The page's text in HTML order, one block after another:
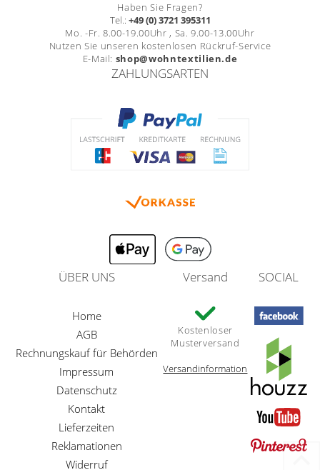
Haben Sie Fragen?
Tel.: +49 (0) 3721 395311
Mo. -Fr. 8.00-19.00Uhr , Sa. 9.00-13.00Uhr
Nutzen Sie unseren kostenlosen Rückruf-Service
E-Mail: shop@wohntextilien.de
ZAHLUNGSARTEN
ÜBER UNS
Home
AGB
Rechnungskauf für Behörden
Impressum
Datenschutz
Kontakt
Lieferzeiten
Reklamationen
Widerruf
Versand
Kostenloser
Musterversand
Versandinformation
SOCIAL